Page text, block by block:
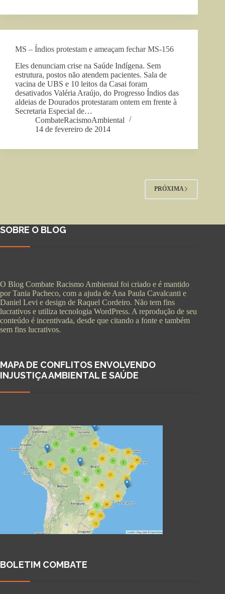
MS – Índios protestam e ameaçam fechar MS-156
Eles denunciam crise na Saúde Indígena. Sem
estrutura, postos não atendem pacientes. Sala de
vacina de UBS e 10 leitos da Casai foram
desativados Valéria Araújo, do Progresso Índios das
aldeias de Dourados protestaram ontem em frente à
Secretaria Especial de…
CombateRacismoAmbiental
14 de fevereiro de 2014
PRÓXIMA
SOBRE O BLOG
O Blog Combate Racismo Ambiental foi criado e é mantido
por Tania Pacheco, com a ajuda de Ana Paula Cavalcanti e
Daniel Levi e design de Raquel Cordeiro. Não tem fins
lucrativos e utiliza tecnologia WordPress. A reprodução de seu
conteúdo é incentivada, desde que citando a fonte e também
sem fins lucrativos.
MAPA DE CONFLITOS ENVOLVENDO
INJUSTIÇA AMBIENTAL E SAÚDE
BOLETIM COMBATE